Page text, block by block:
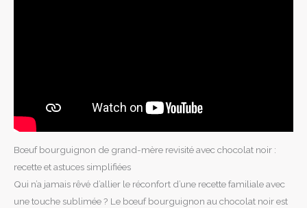
Bœuf bourguignon de grand-mère revisité avec chocolat noir :
recette et astuces simplifiées
Qui n’a jamais rêvé d’allier le réconfort d’une recette familiale avec
une touche sublimée ? Le bœuf bourguignon au chocolat noir est